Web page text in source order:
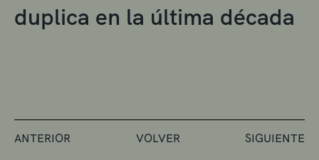
duplica en la última década
ANTERIOR VOLVER SIGUIENTE